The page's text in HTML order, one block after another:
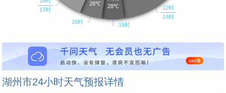
湖州市24小时天气预报详情